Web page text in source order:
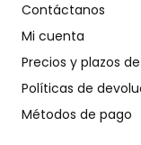
Contáctanos
Mi cuenta
Precios y plazos
Políticas de
Métodos de pago